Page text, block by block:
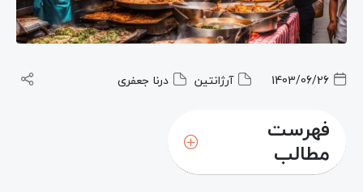
1403/06/26 آرژانتین درنا جعفری
فهرست
مطالب